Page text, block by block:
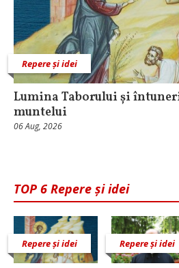
Repere și idei
Lumina Taborului și
muntelui
06 Aug, 2026
TOP 6 Repere și idei
Repere și idei Repere și idei